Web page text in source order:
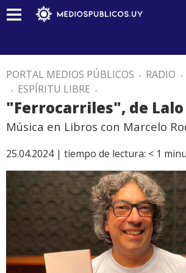
PORTAL MEDIOS PÚBLICOS . RADIO .
. ESPÍRITU LIBRE .
"Ferrocarriles", de
Música en Libros con Marcelo
25.04.2024 | tiempo de lectura: < 1